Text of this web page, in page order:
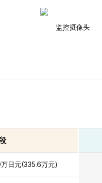
监控摄像头
万日元(335.6万元)